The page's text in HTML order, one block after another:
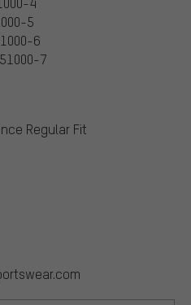
5
6
7
Regular Fit